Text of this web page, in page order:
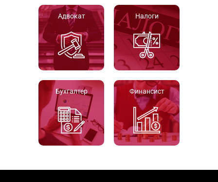
Адвокат Налоги
Бухгалтер Финансист